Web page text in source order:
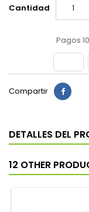
Cantidad
Pagos
Compartir
DETALLES DEL
12 OTHER